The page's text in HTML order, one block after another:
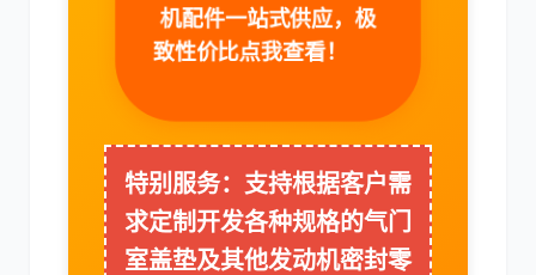
山猫 上柴
机配件一站式供应，极
致性价比点我查看！
特别服务：支持根据客户需
求定制开发各种规格的气门
室盖垫及其他发动机密封零